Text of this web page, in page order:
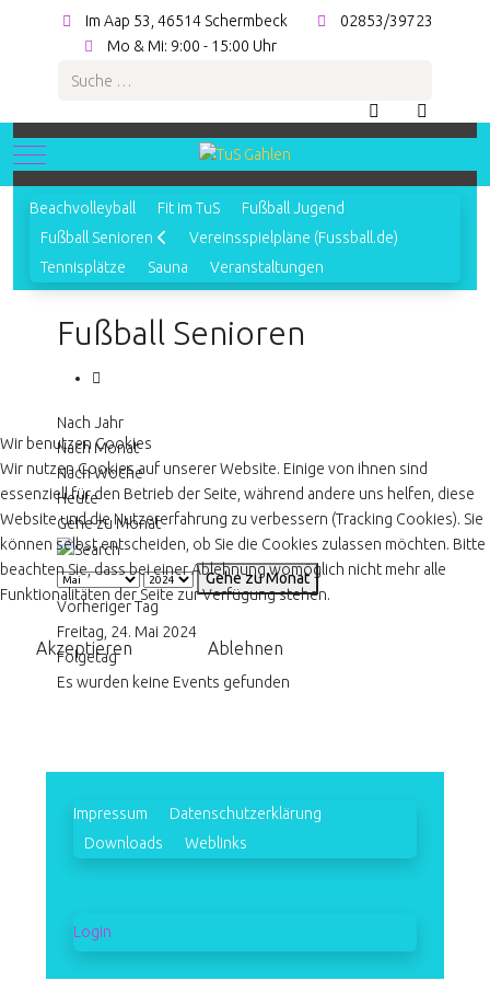
Im Aap 53, 46514 Schermbeck
02853/39723
Mo & Mi: 9:00 - 15:00 Uhr
Suchen
Mobile Menu Toggle
Beachvolleyball Fit im TuS
Fußball Jugend
Fußball Senioren
Vereinsspielpläne (Fussball.de)
Tennisplätze
Sauna Veranstaltungen
Fußball Senioren
Nach Jahr
Nach Monat
Nach Woche
Heute
Gehe zu Monat
Gehe zu Monat
Vorheriger Tag
Freitag, 24. Mai 2024
Folgetag
Es wurden keine Events gefunden
Impressum
Datenschutzerklärung
Downloads
Weblinks
Login
Wir benutzen Cookies
Wir nutzen Cookies auf unserer Website. Einige von ihnen sind
essenziell für den Betrieb der Seite, während andere uns helfen, diese
Website und die Nutzererfahrung zu verbessern (Tracking Cookies). Sie
können selbst entscheiden, ob Sie die Cookies zulassen möchten. Bitte
beachten Sie, dass bei einer Ablehnung womöglich nicht mehr alle
Funktionalitäten der Seite zur Verfügung stehen.
Akzeptieren Ablehnen